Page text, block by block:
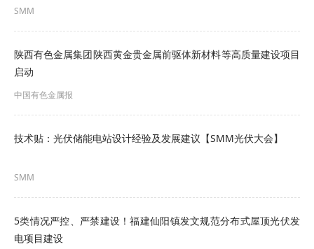
时，这一项目被视为公司扩大光伏材料规模、强化
但近年来，行业环境发生较大变化。对此，明冠新
材表示，自2023年第四季度起，光伏行业逐步显现
体进入深度调整周期，2024年至2025年行业内企业
普遍陷入亏损。
2026年，全球光伏背板市场占比将进一步降至5%以
下。
SMM
陕西有色金属集团陕西黄金贵金属前驱体新材料等高质量建设项目
启动
中国有色金属报
技术贴：光伏储能电站设计经验及发展建议【SMM光伏大会】
SMM
5类情况严控、严禁建设！福建仙阳镇发文规范分布式屋顶光伏发
电项目建设